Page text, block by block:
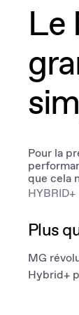
Le
Pour la
que cela
HYBRID+
Plus
MG
Hybrid+